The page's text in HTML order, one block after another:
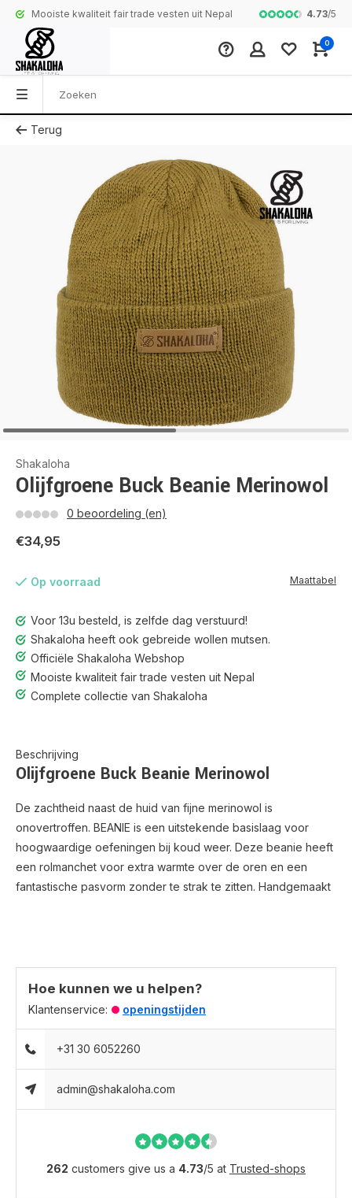
Mooiste kwaliteit fair trade vesten uit Nepal Complete
4.73/5
0
Terug
Shakaloha
Olijfgroene Buck Beanie Merinowol
0 beoordeling (en)
€34,95
Maattabel
Op voorraad
Voor 13u besteld, is zelfde dag verstuurd!
Shakaloha heeft ook gebreide wollen mutsen.
Officiële Shakaloha Webshop
Mooiste kwaliteit fair trade vesten uit Nepal
Complete collectie van Shakaloha
Beschrijving
Olijfgroene Buck Beanie Merinowol
De zachtheid naast de huid van fijne merinowol is
onovertroffen. BEANIE is een uitstekende basislaag voor
hoogwaardige oefeningen bij koud weer. Deze beanie heeft
een rolmanchet voor extra warmte over de oren en een
fantastische pasvorm zonder te strak te zitten. Handgemaakt
Hoe kunnen we u helpen?
Klantenservice: openingstijden
+31 30 6052260
admin@shakaloha.com
262 customers give us a 4.73/5 at Trusted-shops